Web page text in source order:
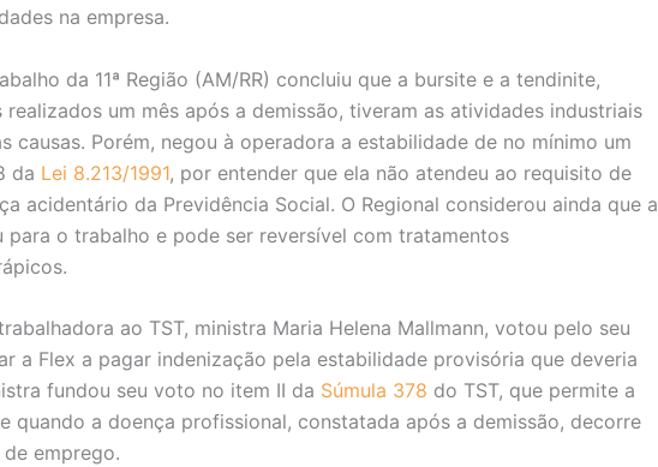
na empresa.
da 11ª Região (AM/RR) concluiu que a bursite e a tendinite,
um mês após a demissão, tiveram as atividades industriais
causas. Porém, negou à operadora a estabilidade de no mínimo um
da Lei 8.213/1991, por entender que ela não atendeu ao requisito de
acidentário da Previdência Social. O Regional considerou ainda que a
para o trabalho e pode ser reversível com tratamentos
ao TST, ministra Maria Helena Mallmann, votou pelo seu
a Flex a pagar indenização pela estabilidade provisória que deveria
fundou seu voto no item II da Súmula 378 do TST, que permite a
quando a doença profissional, constatada após a demissão, decorre
emprego.